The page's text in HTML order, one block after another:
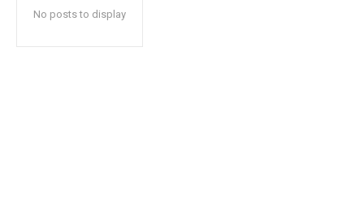
No posts to display